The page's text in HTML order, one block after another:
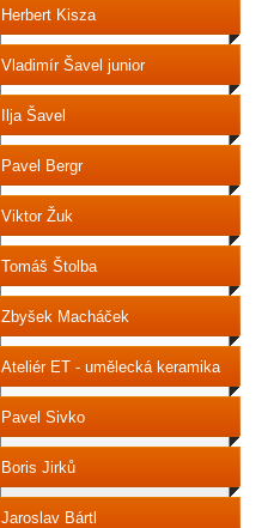
Herbert Kisza
Vladimír Šavel junior
Ilja Šavel
Pavel Bergr
Viktor Žuk
Tomáš Štolba
Zbyšek Macháček
Ateliér ET - umělecká keramika
Pavel Sivko
Boris Jirků
Jaroslav Bártl